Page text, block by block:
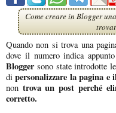
Come creare in Blogger
Quando non si trova una
dove il numero indica
Bloggersono state introdotte le
dipersonalizzare la pagina e
non trova un post perché
corretto.